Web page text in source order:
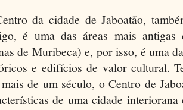
da cidade de Jaboatão,
é uma das áreas mais
de Muribeca) e, por isso, é uma
e edifícios de valor cultural.
de um século, o Centro de
de uma cidade